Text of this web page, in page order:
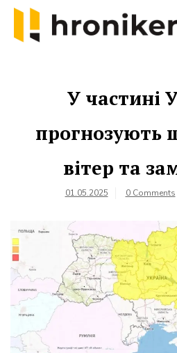
Skip
content
У частині
прогнозують
вітер та
01.05.2025 0 Comments